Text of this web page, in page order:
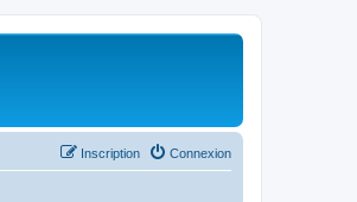
Connexion
Inscription